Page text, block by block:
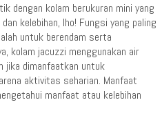
dengan kolam berukuran mini yang
kelebihan, lho! Fungsi yang paling
untuk berendam serta
kolam jacuzzi menggunakan air
jika dimanfaatkan untuk
aktivitas seharian. Manfaat
manfaat atau kelebihan